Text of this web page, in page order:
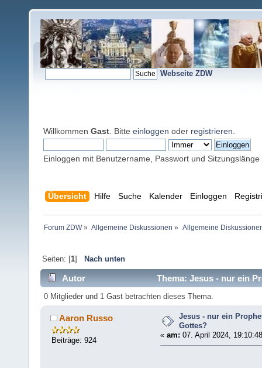
Webseite ZDW
Willkommen Gast . Bitte einloggen oder registrieren
Einloggen mit Benutzername, Passwort und Sitzungslänge
Übersicht Hilfe Suche Kalender Einloggen
Forum ZDW» Allgemeine Diskussionen » Allgemeine
Seiten: [1] Nach unten
Autor Thema: Jesus - nur ein
0 Mitglieder und 1 Gast betrachten dieses Thema.
Aaron Russo
Beiträge: 924
Jesus - nur ein
Gottes?
« am: 07. April 2024,